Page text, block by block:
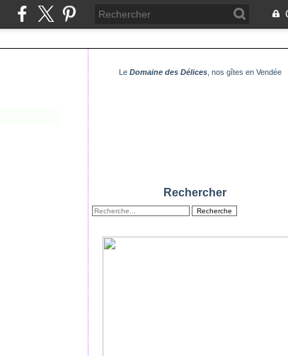
Le Domaine des Délices, nos gîtes en Vendée
Rechercher